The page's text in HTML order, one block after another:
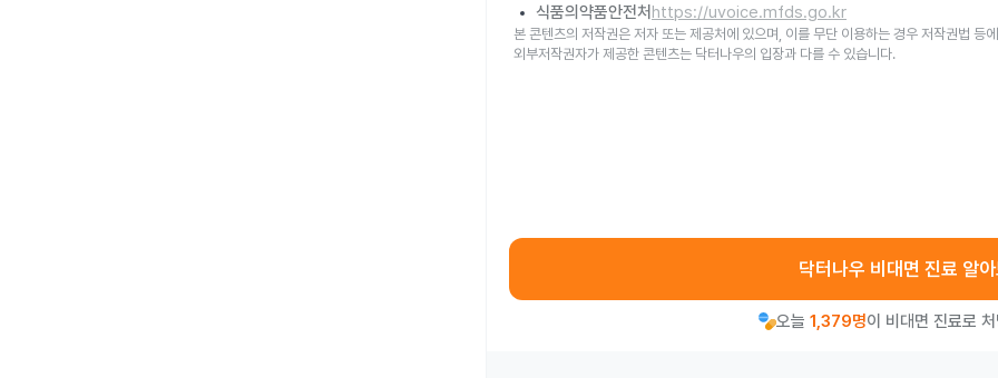
식품의약품안전처 https://uvoice.mfds.go.kr
본 콘텐츠의 저작권은 저자 또는 제공처에 있으며, 이를 무단 이용하는 경우 저작권법 등
외부저작권자가 제공한 콘텐츠는 닥터나우의 입장과 다를 수 있습니다.
닥터나우 비대면 진료 알아
오늘 1,379명이 비대면 진료로